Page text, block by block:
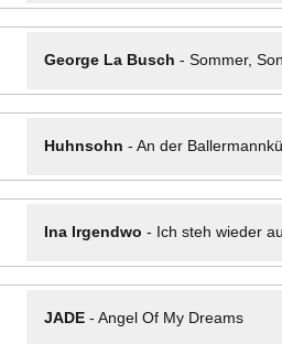
George La Busch - Sommer,
Huhnsohn - An der
Ina Irgendwo - Ich steh wieder
JADE- Angel Of My Dreams